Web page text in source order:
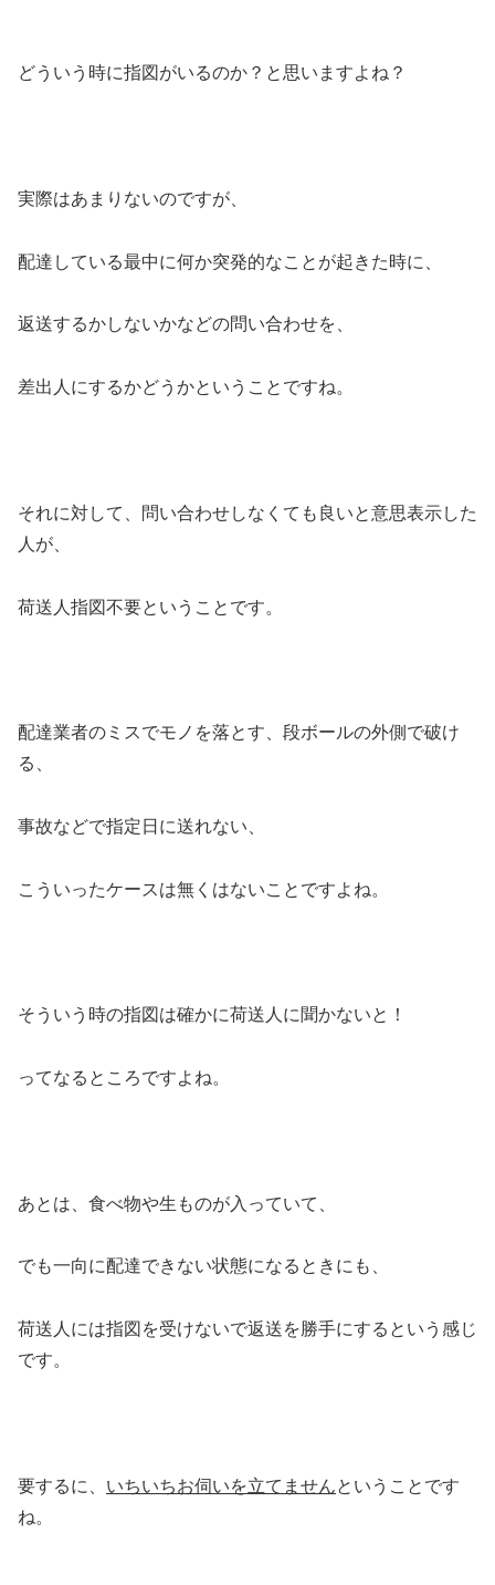
どういう時に指図がいるのか？と思いますよね？
実際はあまりないのですが、
配達している最中に何か突発的なことが起きた時に、
返送するかしないかなどの問い合わせを、
差出人にするかどうかということですね。
それに対して、問い合わせしなくても良いと意思表示した
人が、
荷送人指図不要ということです。
配達業者のミスでモノを落とす、段ボールの外側で破け
る、
事故などで指定日に送れない、
こういったケースは無くはないことですよね。
そういう時の指図は確かに荷送人に聞かないと！
ってなるところですよね。
あとは、食べ物や生ものが入っていて、
でも一向に配達できない状態になるときにも、
荷送人には指図を受けないで返送を勝手にするという感じ
です。
要するに、 いちいちお伺いを立てませんということです
ね。